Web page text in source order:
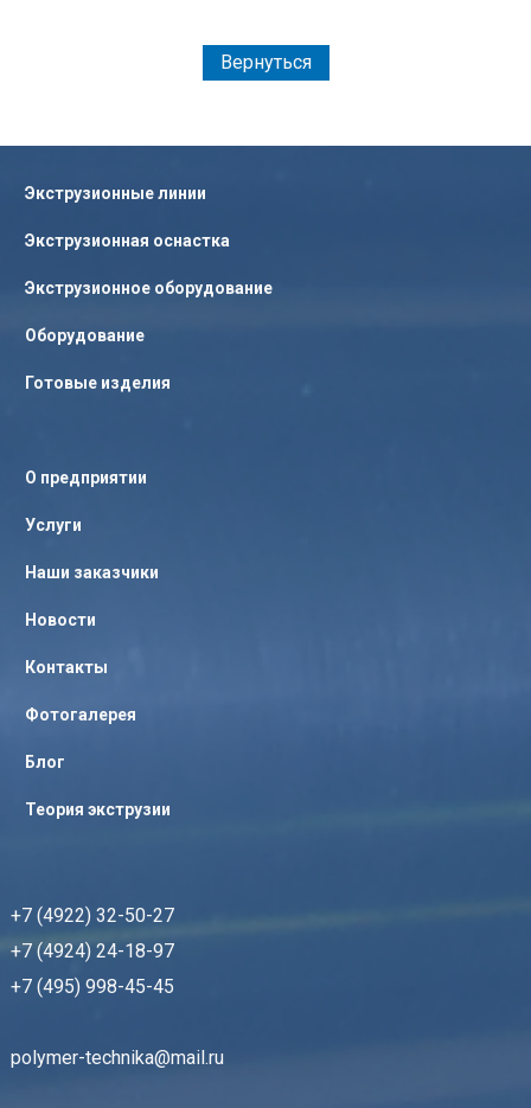
Вернуться
Экструзионные линии
Экструзионная оснастка
Экструзионное оборудование
Оборудование
Готовые изделия
О предприятии
Услуги
Наши заказчики
Новости
Контакты
Фотогалерея
Блог
Теория экструзии
+7 (4922) 32-50-27
+7 (4924) 24-18-97
+7 (495) 998-45-45
polymer-technika@mail.ru